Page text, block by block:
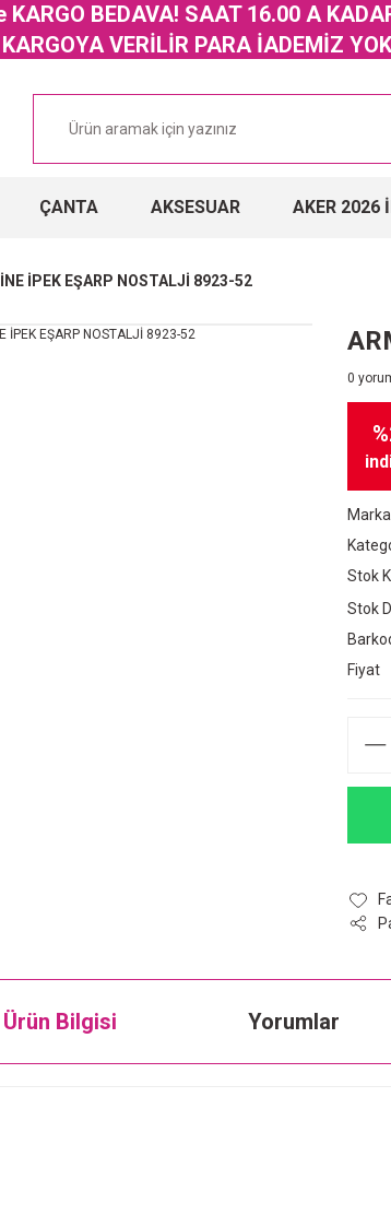
BEDAVA! SAAT 16.00 A
VERİLİR PARA İADEMİZ
ÇANTA AKSESUAR AKER 2026
İPEK EŞARP NOSTALJİ 8923-52
0
Marka
Stok
Stok
Fiyat
Ürün Bilgisi Yorumlar